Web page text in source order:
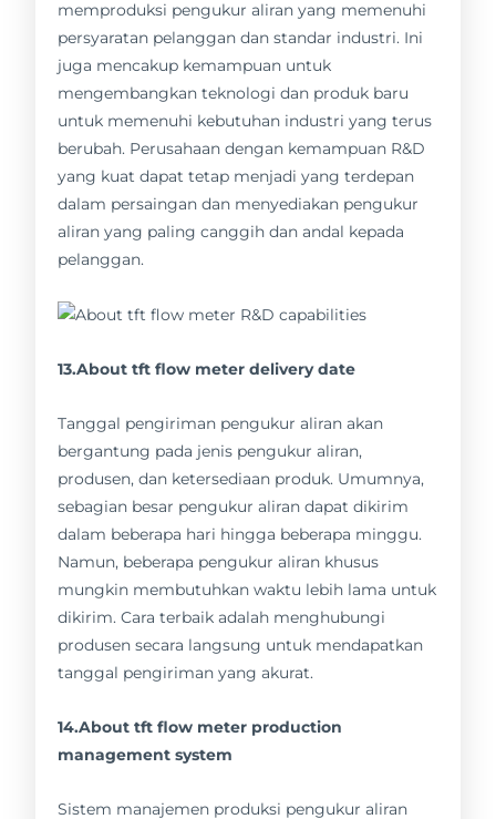
memproduksi pengukur aliran yang memenuhi
persyaratan pelanggan dan standar industri. Ini
juga mencakup kemampuan untuk
mengembangkan teknologi dan produk baru
untuk memenuhi kebutuhan industri yang terus
berubah. Perusahaan dengan kemampuan R&D
yang kuat dapat tetap menjadi yang terdepan
dalam persaingan dan menyediakan pengukur
aliran yang paling canggih dan andal kepada
pelanggan.
13.About tft flow meter delivery date
Tanggal pengiriman pengukur aliran akan
bergantung pada jenis pengukur aliran,
produsen, dan ketersediaan produk. Umumnya,
sebagian besar pengukur aliran dapat dikirim
dalam beberapa hari hingga beberapa minggu.
Namun, beberapa pengukur aliran khusus
mungkin membutuhkan waktu lebih lama untuk
dikirim. Cara terbaik adalah menghubungi
produsen secara langsung untuk mendapatkan
tanggal pengiriman yang akurat.
14.About tft flow meter production
management system
Sistem manajemen produksi pengukur aliran